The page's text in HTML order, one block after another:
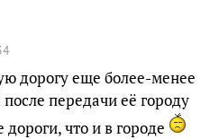
дорогу еще более-менее
передачи её городу
что и в городе